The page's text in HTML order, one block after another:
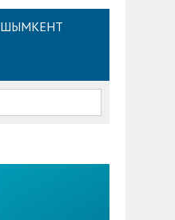
ШЫМКЕНТ